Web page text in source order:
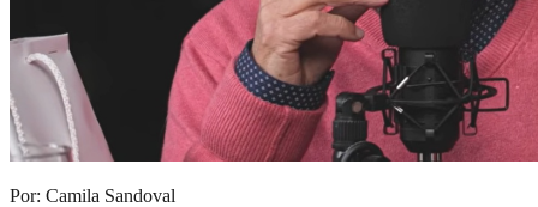
Por: Camila Sandoval